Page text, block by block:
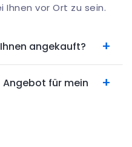
vor Ort zu sein.
angekauft?
Angebot für mein